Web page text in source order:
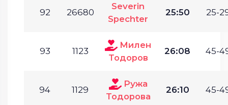
92 26680
Severin
Spechter
25:50 25-
93 1123
Милен
Тодоров
26:08 45-
94 1129
Ружа
Тодорова
26:10 45-